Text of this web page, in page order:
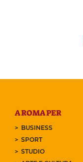
A ROMA PER
BUSINESS
SPORT
STUDIO